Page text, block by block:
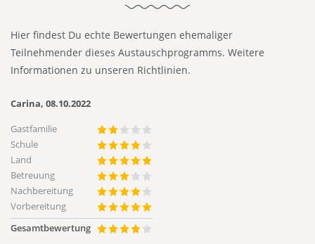
Hier findest Du echte Bewertungen ehemaliger
Teilnehmender dieses Austauschprogramms. Weitere
Informationen zu unseren Richtlinien.
Carina, 08.10.2022
Gastfamilie
Schule
Land
Betreuung
Nachbereitung
Vorbereitung
Gesamtbewertung